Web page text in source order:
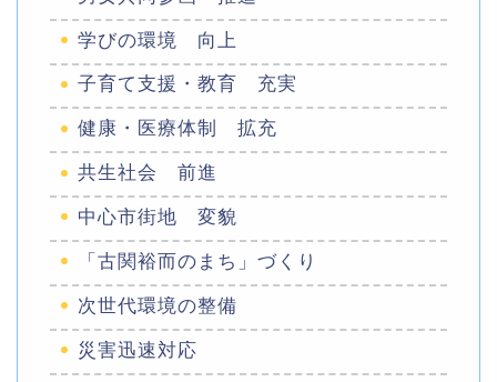
学びの環境 向上
子育て支援・教育 充実
健康・医療体制 拡充
共生社会 前進
中心市街地 変貌
「古関裕而のまち」づくり
次世代環境の整備
災害迅速対応